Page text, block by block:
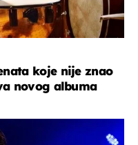
koje nije znao
novog albuma